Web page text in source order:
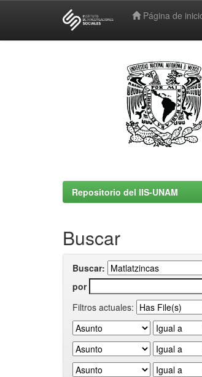
Página de
Repositorio del IIS-UNAM
Buscar
Buscar:
por
Filtros actuales: